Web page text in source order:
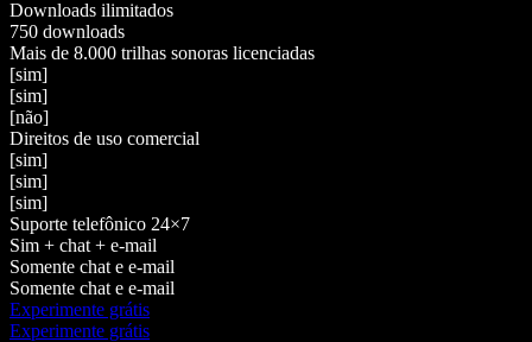
Downloads ilimitados
750 downloads
Mais de 8.000 trilhas sonoras licenciadas
[sim]
[sim]
[não]
Direitos de uso comercial
[sim]
[sim]
[sim]
Suporte telefônico 24×7
Sim + chat + e-mail
Somente chat e e-mail
Somente chat e e-mail
Experimente grátis
Experimente grátis